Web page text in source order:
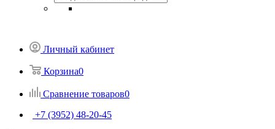
Личный кабинет
Корзина0
Сравнение товаров0
+7 (3952) 48-20-45